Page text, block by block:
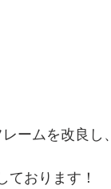
ームを改良
ております！